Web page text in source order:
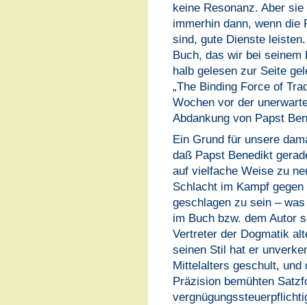
keine Resonanz. Aber sie
immerhin dann, wenn die
sind, gute Dienste
Buch, das wir bei
halb gelesen zur Seite
„The Binding Force of
Wochen vor der
Abdankung von Papst
Ein Grund für unsere
daß Papst Benedikt
auf vielfache Weise zu
Schlacht im Kampf
geschlagen zu sein –
im Buch bzw. dem Autor
Vertreter der Dogmatik
seinen Stil hat er
Mittelalters geschult, und
Präzision bemühten